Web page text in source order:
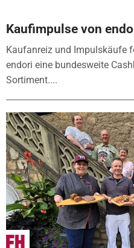
Kaufimpulse von
Kaufanreiz und Impulskäufe
endori eine bundesweite
Sortiment....